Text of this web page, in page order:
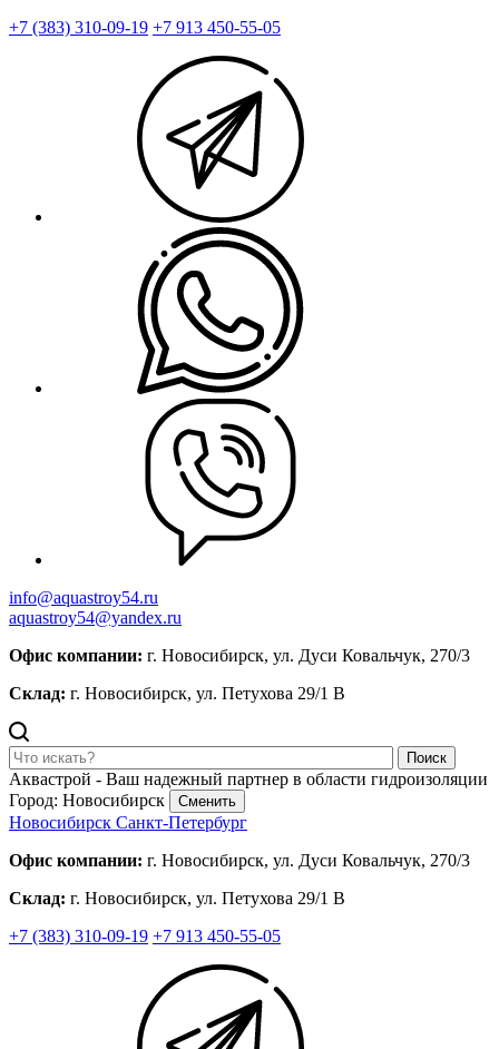
+7 (383) 310-09-19 +7 913 450-55-05
info@aquastroy54.ru
aquastroy54@yandex.ru
Офис компании: г. Новосибирск, ул. Дуси Ковальчук, 270/3
Склад: г. Новосибирск, ул. Петухова 29/1 В
Поиск
Аквастрой - Ваш надежный партнер в области гидроизоляции
Город: Новосибирск
Сменить
Новосибирск Санкт-Петербург
Офис компании: г. Новосибирск, ул. Дуси Ковальчук, 270/3
Склад: г. Новосибирск, ул. Петухова 29/1 В
+7 (383) 310-09-19 +7 913 450-55-05